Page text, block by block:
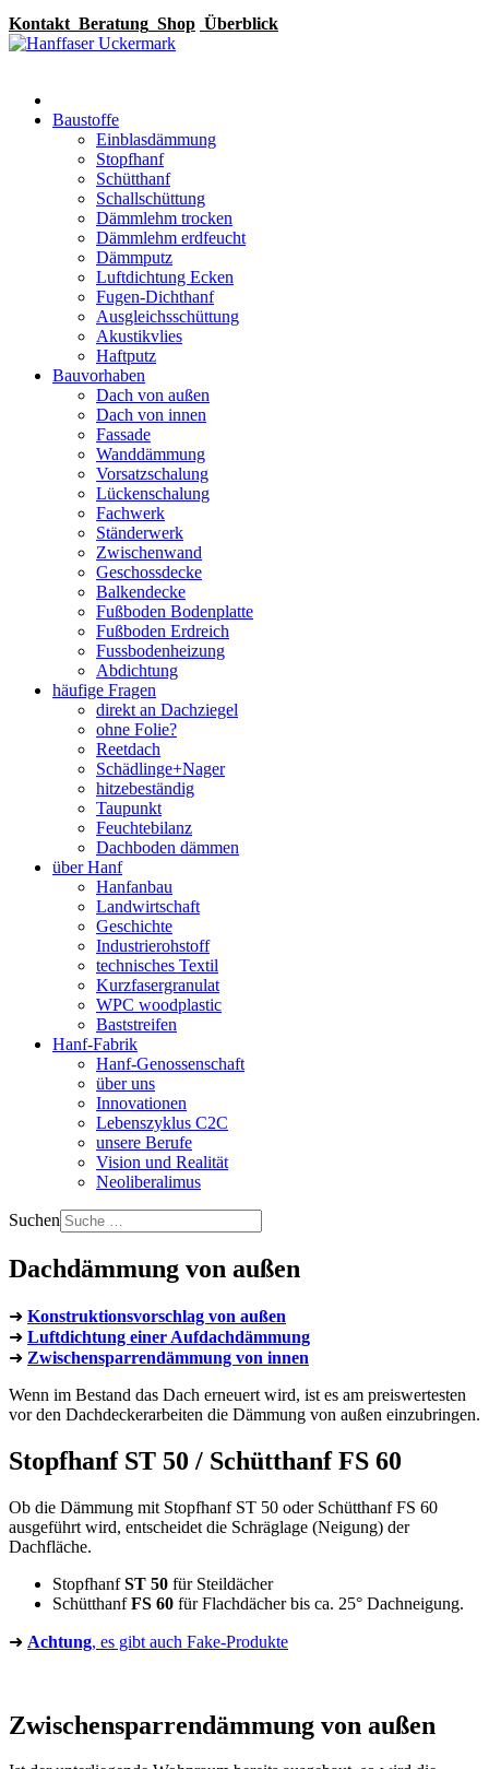
Kontakt Beratung Shop Überblick
Baustoffe
Einblasdämmung
Stopfhanf
Schütthanf
Schallschüttung
Dämmlehm trocken
Dämmlehm erdfeucht
Dämmputz
Luftdichtung Ecken
Fugen-Dichthanf
Ausgleichsschüttung
Akustikvlies
Haftputz
Bauvorhaben
Dach von außen
Dach von innen
Fassade
Wanddämmung
Vorsatzschalung
Lückenschalung
Fachwerk
Ständerwerk
Zwischenwand
Geschossdecke
Balkendecke
Fußboden Bodenplatte
Fußboden Erdreich
Fussbodenheizung
Abdichtung
häufige Fragen
direkt an Dachziegel
ohne Folie?
Reetdach
Schädlinge+Nager
hitzebeständig
Taupunkt
Feuchtebilanz
Dachboden dämmen
über Hanf
Hanfanbau
Landwirtschaft
Geschichte
Industrierohstoff
technisches Textil
Kurzfasergranulat
WPC woodplastic
Baststreifen
Hanf-Fabrik
Hanf-Genossenschaft
über uns
Innovationen
Lebenszyklus C2C
unsere Berufe
Vision und Realität
Neoliberalimus
Suchen
Dachdämmung von außen
➜ Konstruktionsvorschlag von außen
➜ Luftdichtung einer Aufdachdämmung
➜ Zwischensparrendämmung von innen
Wenn im Bestand das Dach erneuert wird, ist es am preiswertesten
vor den Dachdeckerarbeiten die Dämmung von außen einzubringen.
Stopfhanf ST 50 / Schütthanf FS 60
Ob die Dämmung mit Stopfhanf ST 50 oder Schütthanf FS 60
ausgeführt wird, entscheidet die Schräglage (Neigung) der
Dachfläche.
StopfhanfST 50 für Steildächer
SchütthanfFS 60 für Flachdächer bis ca. 25° Dachneigung.
➜ Achtung, es gibt auch Fake-Produkte
Zwischensparrendämmung von außen